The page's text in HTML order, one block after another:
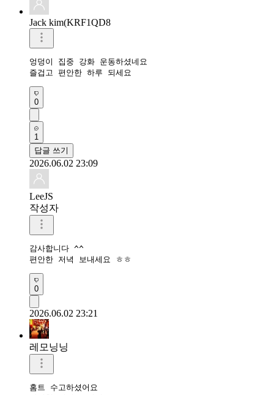
Jack kim(KRF1QD8
엉덩이 집중 강화 운동하셨네요
즐겁고 편안한 하루 되세요
0
1
답글 쓰기
2026.06.02 23:09
LeeJS
작성자
감사합니다 ^^
편안한 저녁 보내세요 ㅎㅎ
0
2026.06.02 23:21
레모닝닝
홈트 수고하셨어요